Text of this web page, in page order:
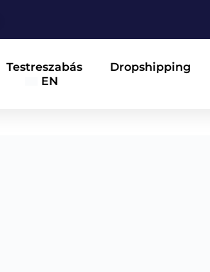
Testreszabás Dropshipping
EN